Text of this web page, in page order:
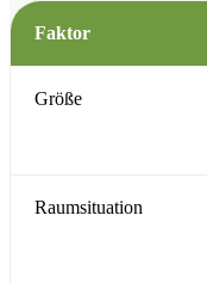
Faktor
Größe
Raumsituation